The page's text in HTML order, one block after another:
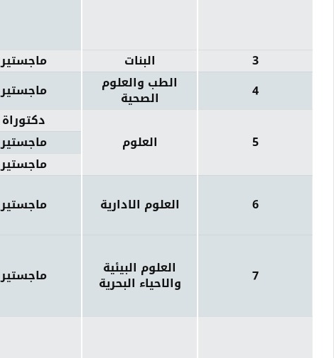
3
البنات ماجستير
4
الطب والعلوم
الصحية ماجستير
5 العلوم
دكتوراة
ماجستير
ماجستير
6
العلوم الادارية ماجستير
7 العلوم البيئية
والاحياء البحرية ماجستير